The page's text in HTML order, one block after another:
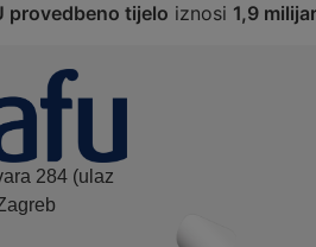
provedbeno tijelo iznosi 1,9
284 (ulaz